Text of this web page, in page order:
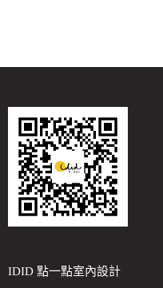
IDID 點一點室內設計